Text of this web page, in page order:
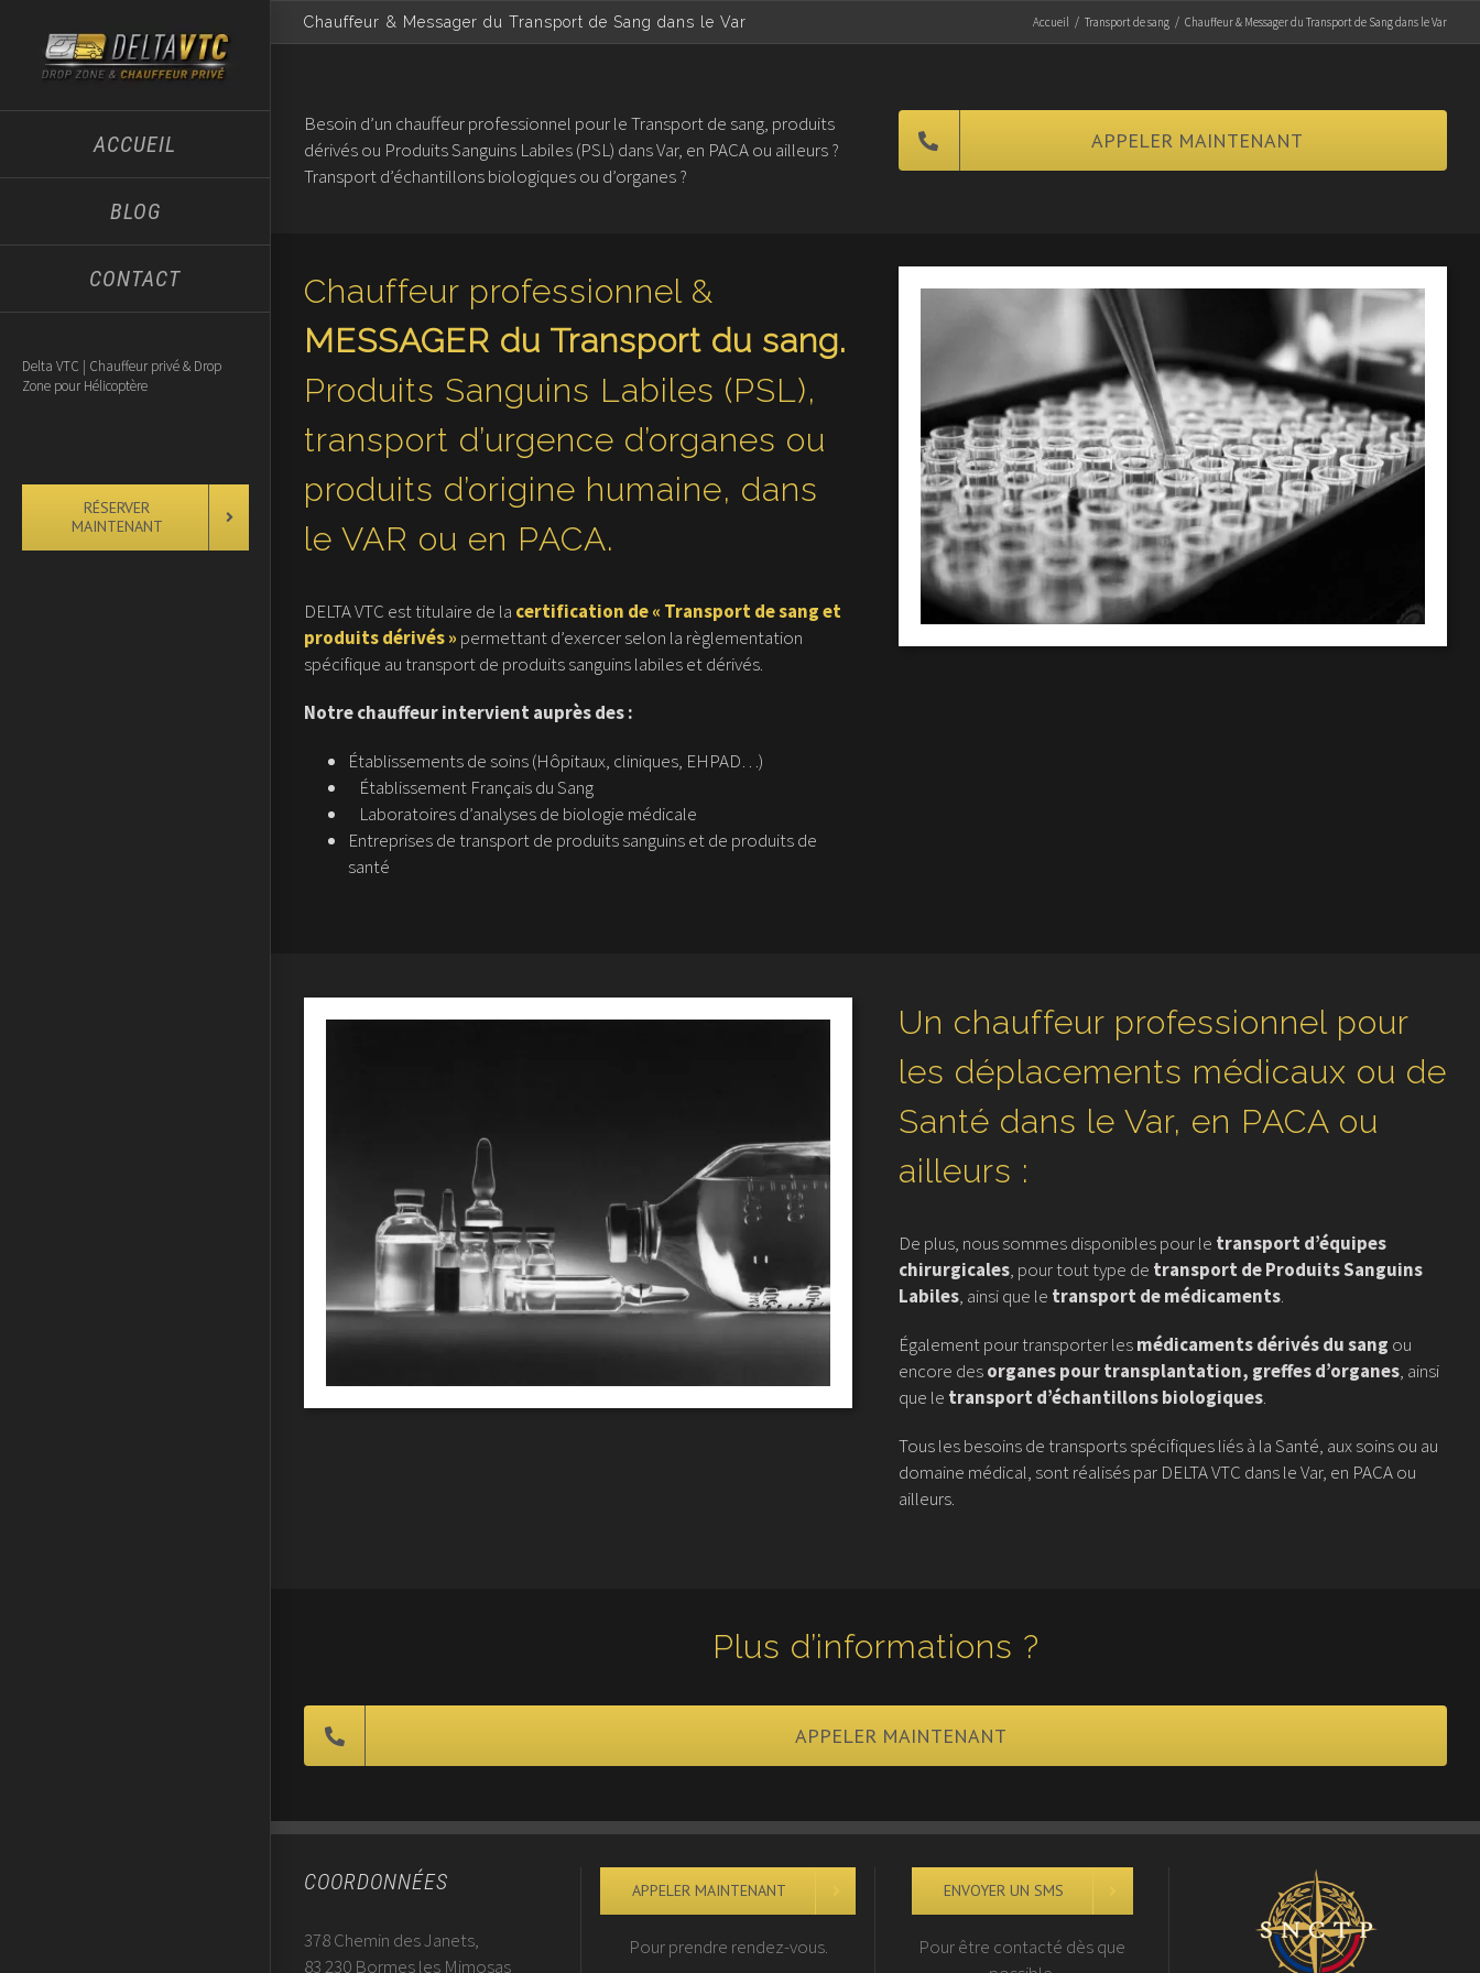
content
ACCUEIL
BLOG
CONTACT
Delta VTC | Chauffeur privé & Drop
Zone pour Hélicoptère
RÉSERVER
MAINTENANT
Chauffeur & Messager du Transport de Sang dans le Var Accueil / Transport de sang / Chauffeur & Messager du Transport de Sang dans le Var
Besoin d’un chauffeur professionnel pour le Transport de sang, produits
dérivés ou Produits Sanguins Labiles (PSL) dans Var, en PACA ou ailleurs ?
Transport d’échantillons biologiques ou d’organes ?
APPELER MAINTENANT
Chauffeur professionnel &
MESSAGER du Transport du sang.
Produits Sanguins Labiles (PSL),
transport d’urgence d’organes ou
produits d’origine humaine, dans
le VAR ou en PACA.
DELTA VTC est titulaire de la certification de « Transport de sang et
produits dérivés » permettant d’exercer selon la règlementation
spécifique au transport de produits sanguins labiles et dérivés.
Notre chauffeur intervient auprès des :
Établissements de soins (Hôpitaux, cliniques, EHPAD…)
Établissement Français du Sang
Laboratoires d’analyses de biologie médicale
Entreprises de transport de produits sanguins et de produits de
santé
Un chauffeur professionnel pour
les déplacements médicaux ou de
Santé dans le Var, en PACA ou
ailleurs :
De plus, nous sommes disponibles pour le transport d’équipes
chirurgicales, pour tout type de transport de Produits Sanguins
Labiles, ainsi que le transport de médicaments.
Également pour transporter lesmédicaments dérivés du sang ou
encore desorganes pour transplantation, greffes d’organes, ainsi
que le transport d’échantillons biologiques.
Tous les besoins de transports spécifiques liés à la Santé, aux soins ou au
domaine médical, sont réalisés par DELTA VTC dans le Var, en PACA ou
ailleurs.
Plus d’informations ?
APPELER MAINTENANT
COORDONNÉES
378 Chemin des Janets,
83 230 Bormes les Mimosas
APPELER MAINTENANT
Pour prendre rendez-vous.
ENVOYER UN SMS
Pour être contacté dès que